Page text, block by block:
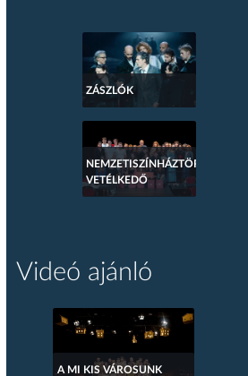
ZÁSZLÓK
NEMZETISZÍNHÁZTÖRTÉNETI
VETÉLKEDŐ
Videó ajánló
A MI KIS VÁROSUNK